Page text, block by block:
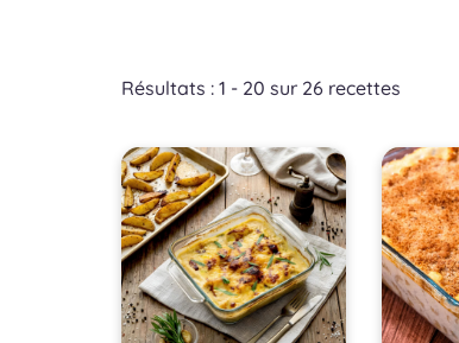
Résultats : 1 - 20 sur 26 recettes